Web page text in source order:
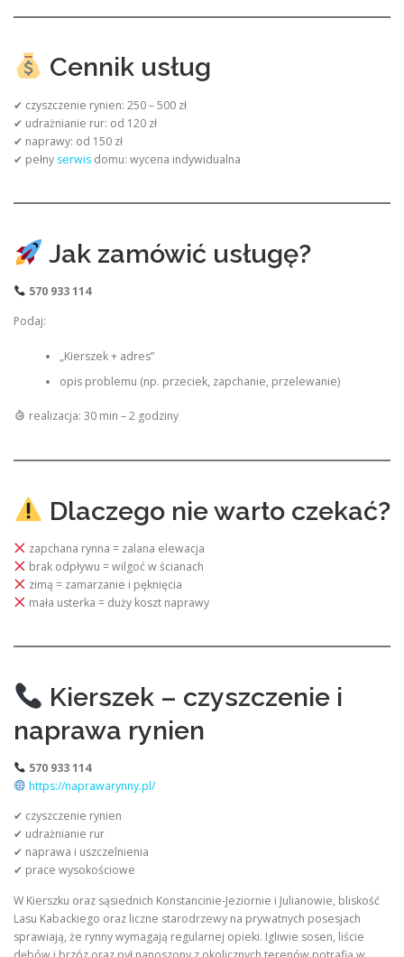
Cennik usług
✔ czyszczenie rynien: 250 – 500 zł
✔ udrażnianie rur: od 120 zł
✔ naprawy: od 150 zł
✔ pełny serwis domu: wycena indywidualna
Jak zamówić usługę?
570 933 114
Podaj:
„Kierszek + adres”
opis problemu (np. przeciek, zapchanie, przelewanie)
realizacja: 30 min – 2 godziny
Dlaczego nie warto czekać?
zapchana rynna = zalana elewacja
brak odpływu = wilgoć w ścianach
zimą = zamarzanie i pęknięcia
mała usterka = duży koszt naprawy
Kierszek – czyszczenie i
naprawa rynien
570 933 114
https://naprawarynny.pl/
✔ czyszczenie rynien
✔ udrażnianie rur
✔ naprawa i uszczelnienia
✔ prace wysokościowe
W Kierszku oraz sąsiednich Konstancinie-Jeziornie i Julianowie, bliskość
Lasu Kabackiego oraz liczne starodrzewy na prywatnych posesjach
sprawiają, że rynny wymagają regularnej opieki. Igliwie sosen, liście